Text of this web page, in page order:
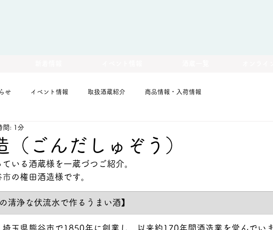
せ イベント情報 取扱酒蔵紹介 商品情報・入荷情報
（ごんだしゅぞう）
間: 1分
いる酒蔵様を一蔵づつご紹介。
市の権田酒造様です。
清浄な伏流水で作るうまい酒】
玉県熊谷市で1850年に創業し、以来約170年間酒造業を営んでいま